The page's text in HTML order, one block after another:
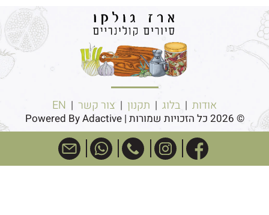
אודות|בלוג |תקנון|צור קשר|
EN
© 2026 כל הזכויות שמורות | Powered By Adactive